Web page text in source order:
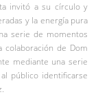
invitó a su círculo y
y la energía pura
serie de momentos
colaboración de Dom
mediante una serie
público identificarse